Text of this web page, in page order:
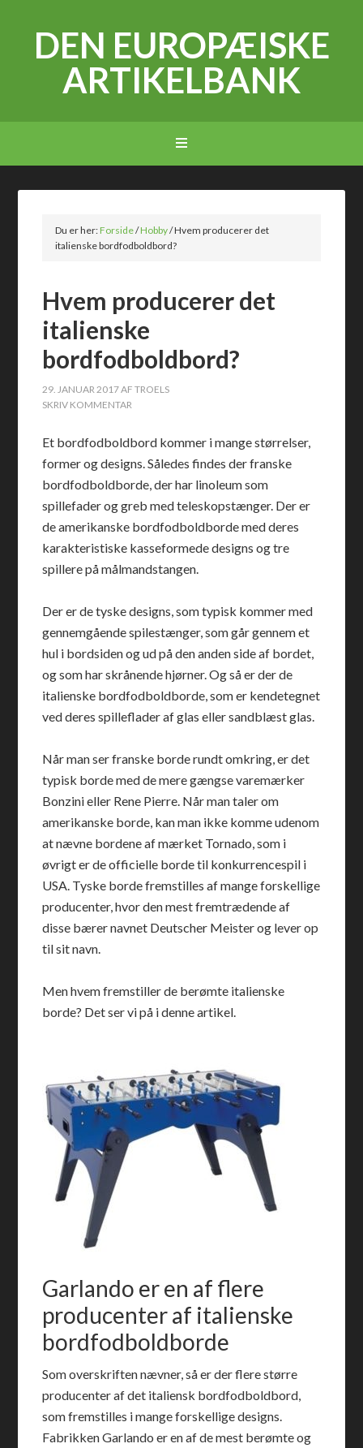
DEN EUROPÆISKE
ARTIKELBANK
Du er her:Forside/Hobby/Hvem producerer det
italienske bordfodboldbord?
Hvem producerer det
italienske
bordfodboldbord?
29. JANUAR 2017AFTROELS
SKRIV KOMMENTAR
Et bordfodboldbord kommer i mange størrelser,
former og designs. Således findes der franske
bordfodboldborde, der har linoleum som
spillefader og greb med teleskopstænger. Der er
de amerikanske bordfodboldborde med deres
karakteristiske kasseformede designs og tre
spillere på målmandstangen.
Der er de tyske designs, som typisk kommer med
gennemgående spilestænger, som går gennem et
hul i bordsiden og ud på den anden side af bordet,
og som har skrånende hjørner. Og så er der de
italienske bordfodboldborde, som er kendetegnet
ved deres spilleflader af glas eller sandblæst glas.
Når man ser franske borde rundt omkring, er det
typisk borde med de mere gængse varemærker
Bonzini eller Rene Pierre. Når man taler om
amerikanske borde, kan man ikke komme udenom
at nævne bordene af mærket Tornado, som i
øvrigt er de officielle borde til konkurrencespil i
USA. Tyske borde fremstilles af mange forskellige
producenter, hvor den mest fremtrædende af
disse bærer navnet Deutscher Meister og lever op
til sit navn.
Men hvem fremstiller de berømte italienske
borde? Det ser vi på i denne artikel.
Garlando er en af flere
producenter af italienske
bordfodboldborde
Som overskriften nævner, så er der flere større
producenter af det italiensk bordfodboldbord,
som fremstilles i mange forskellige designs.
Fabrikken Garlando er en af de mest berømte og